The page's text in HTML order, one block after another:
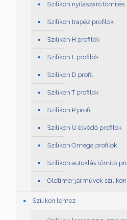
Szilikon nyílászáró tömítés
Szilikon trapéz profilok
Szilikon H profilok
Szilikon L profilok
Szilikon D profil
Szilikon T profilok
Szilikon P profil
Szilikon U élvédő profilok
Szilikon Omega profilok
Szilikon autokláv tömítő
Oldtimer járművek
Szilikon lemez